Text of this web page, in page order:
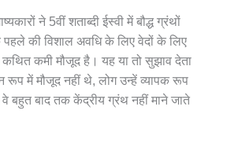
ने 5वीं शताब्दी ईस्वी में बौद्ध ग्रंथों
पहले की विशाल अवधि के लिए वेदों के लिए
कथित कमी मौजूद है। यह या तो सुझाव देता
रूप में मौजूद नहीं थे, लोग उन्हें व्यापक रूप
बहुत बाद तक केंद्रीय ग्रंथ नहीं माने जाते